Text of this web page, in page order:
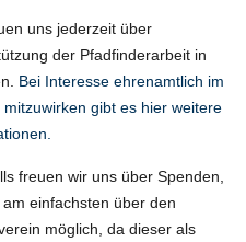
uns jederzeit über
der Pfadfinderarbeit in
Bei Interesse ehrenamtlich im
mitzuwirken gibt es hier weitere
freuen wir uns über Spenden,
einfachsten über den
möglich, da dieser als